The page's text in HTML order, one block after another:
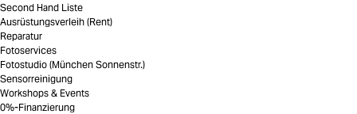
Second Hand Liste
Ausrüstungsverleih (Rent)
Reparatur
Fotoservices
Fotostudio (München Sonnenstr.)
Sensorreinigung
Workshops & Events
0%-Finanzierung